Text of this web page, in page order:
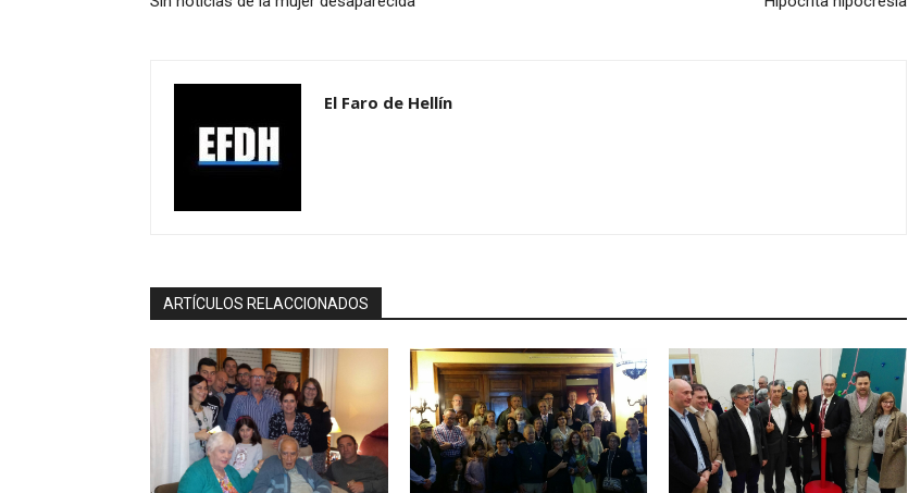
El Faro de Hellín
ARTÍCULOS RELACCIONADOS